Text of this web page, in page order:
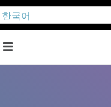
한국어